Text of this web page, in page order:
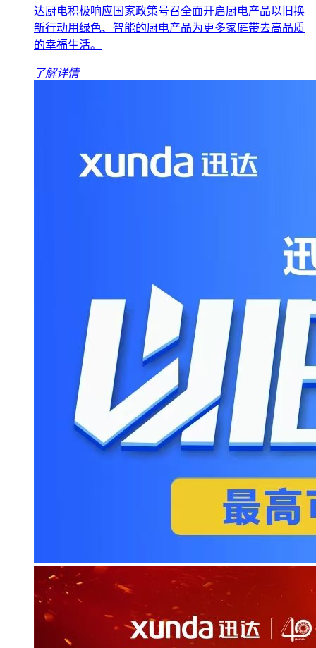
达厨电积极响应国家政策号召全面开启厨电产品以旧换
新行动用绿色、智能的厨电产品为更多家庭带去高品质
的幸福生活。
了解详情+